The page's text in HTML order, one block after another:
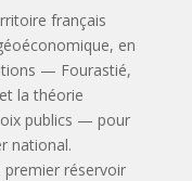
français
en
— Fourastié,
la théorie
publics — pour
national.
réservoir